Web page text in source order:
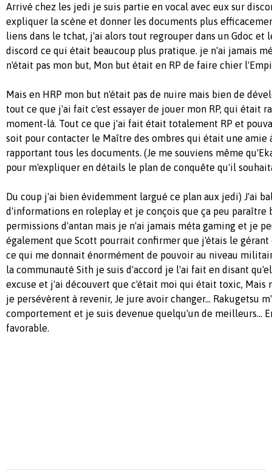
Arrivé chez les jedi je suis partie en vocal avec eux sur
expliquer la scène et donner les documents plus
liens dans le tchat, j'ai alors tout regrouper dans un Gdoc et
discord ce qui était beaucoup plus pratique. je n'ai jamais
n'était pas mon but, Mon but était en RP de faire chier
Mais en HRP mon but n'était pas de nuire mais bien de
tout ce que j'ai fait c'est essayer de jouer mon RP, qui était
moment-là. Tout ce que j'ai fait était totalement RP et
soit pour contacter le Maître des ombres qui était une amie
rapportant tous les documents. (Je me souviens même
pour m'expliquer en détails le plan de conquête qu'il
Du coup j'ai bien évidemment largué ce plan aux jedi) J'ai
d'informations en roleplay et je conçois que ça peu paraître
permissions d'antan mais je n'ai jamais méta gaming et je
également que Scott pourrait confirmer que j'étais le gérant
ce qui me donnait énormément de pouvoir au niveau
la communauté Sith je suis d'accord je l'ai fait en disant
excuse et j'ai découvert que c'était moi qui était toxic, Mais
je persévèrent à revenir, Je jure avoir changer... Rakugetsu
comportement et je suis devenue quelqu'un de meilleurs...
favorable.